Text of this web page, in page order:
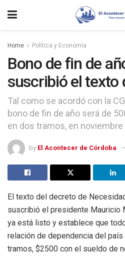
Home Política y Economía
Bono de fin de
suscribió el texto
Tal como se acordó con la
bono de fin de año será de
en dos tramos, en
by El Acontecer de Córdoba
El texto del decreto de
suscribió el presidente Mauricio
ya está listo y establece que
relación de dependencia del país
tramos, $2500 con el sueldo de